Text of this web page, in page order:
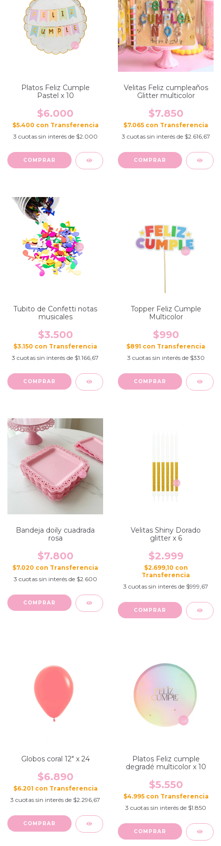
Platos Feliz Cumple
Pastel x 10
$6.000
$5.400 con
3 cuotas sin interés de $2.000
Velitas Feliz cumpleaños
Glitter multicolor
$7.850
$7.065 con
3 cuotas sin interés de $2.616,67
Tubito de Confetti notas
musicales
$3.500
$3.150 con
3 cuotas sin interés de $1.166,67
Topper Feliz Cumple
Multicolor
$990
$891 con
3 cuotas sin interés de $330
Bandeja doily cuadrada
rosa
$7.800
$7.020 con
3 cuotas sin interés de $2.600
Velitas Shiny Dorado
glitter x 6
$2.999
$2.699,10 con
3 cuotas sin interés de $999,67
Globos coral 12" x 24
$6.890
$6.201 con
3 cuotas sin interés de $2.296,67
Platos Feliz cumple
degradé multicolor x 10
$5.550
$4.995 con
3 cuotas sin interés de $1.850